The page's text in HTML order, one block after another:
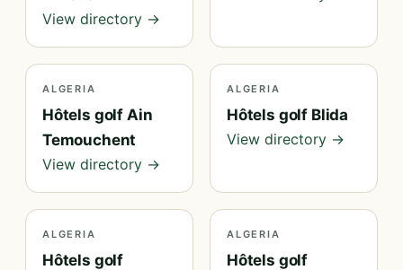
View directory →
ALGERIA
Hôtels golf Ain
Temouchent
View directory →
ALGERIA
Hôtels golf Blida
View directory →
ALGERIA
Hôtels golf
ALGERIA
Hôtels golf